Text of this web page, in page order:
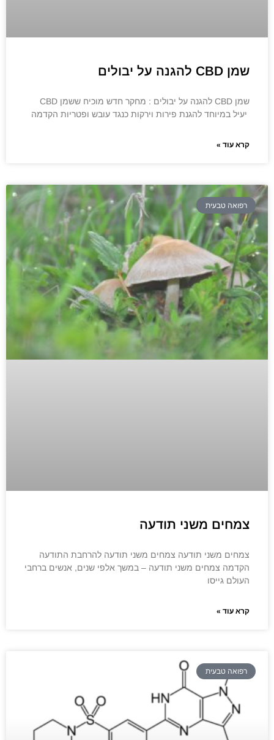
שמן CBD להגנה על יבולים
שמן CBD להגנה על יבולים : מחקר חדש מוכיח ששמן CBD
יעיל במיוחד להגנת פירות וירקות כנגד עובש ופטריות הקדמה
קרא עוד »
רפואה טבעית
צמחים משני תודעה
צמחים משני תודעה צמחים משני תודעה להרחבת התודעה
הקדמה צמחים משני תודעה – במשך אלפי שנים, אנשים ברחבי
העולם גייסו
קרא עוד »
רפואה טבעית